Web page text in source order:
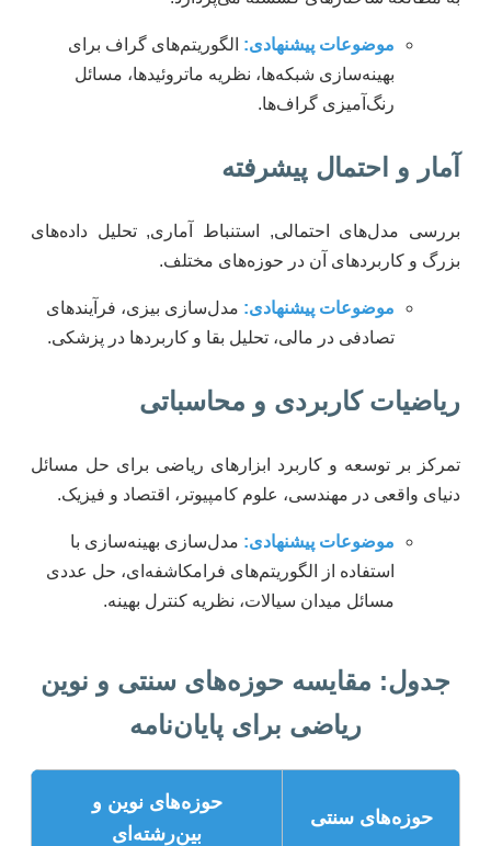
موضوعات پیشنهادی: الگوریتم‌های گراف برای
بهینه‌سازی شبکه‌ها، نظریه ماتروئیدها، مسائل
رنگ‌آمیزی گراف‌ها.
آمار و احتمال پیشرفته
بررسی مدل‌های احتمالی, استنباط آماری, تحلیل داده‌های
بزرگ و کاربردهای آن در حوزه‌های مختلف.
موضوعات پیشنهادی: مدل‌سازی بیزی، فرآیندهای
تصادفی در مالی، تحلیل بقا و کاربردها در پزشکی.
ریاضیات کاربردی و محاسباتی
تمرکز بر توسعه و کاربرد ابزارهای ریاضی برای حل مسائل
دنیای واقعی در مهندسی، علوم کامپیوتر، اقتصاد و فیزیک.
موضوعات پیشنهادی: مدل‌سازی بهینه‌سازی با
استفاده از الگوریتم‌های فرامکاشفه‌ای، حل عددی
مسائل میدان سیالات، نظریه کنترل بهینه.
جدول: مقایسه حوزه‌های سنتی و نوین
ریاضی برای پایان‌نامه
حوزه‌های سنتی
حوزه‌های نوین و
بین‌رشته‌ای